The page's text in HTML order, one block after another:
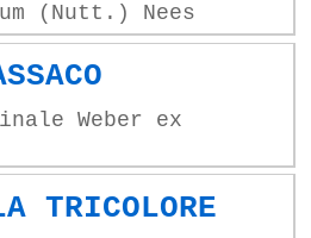
(Nutt.) Nees
Weber ex
TRICOLORE